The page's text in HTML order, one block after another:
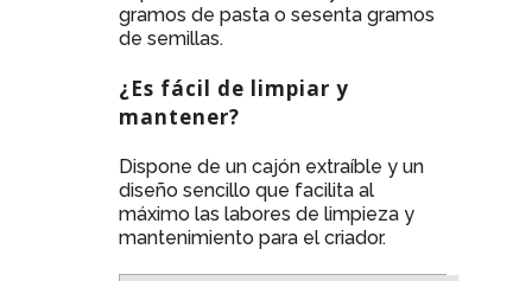
gramos de pasta o sesenta gramos
de semillas.
¿Es fácil de limpiar y
mantener?
Dispone de un cajón extraíble y un
diseño sencillo que facilita al
máximo las labores de limpieza y
mantenimiento para el criador.